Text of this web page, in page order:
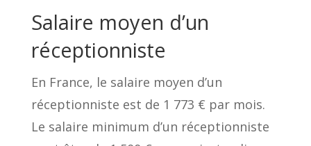
Salaire moyen d’un
réceptionniste
En France, le salaire moyen d’un
réceptionniste est de 1 773 € par mois.
Le salaire minimum d’un réceptionniste